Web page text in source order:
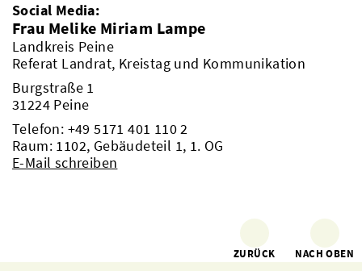
Social Media:
Frau Melike Miriam Lampe
Landkreis Peine
Referat Landrat, Kreistag und Kommunikation
Burgstraße 1
31224 Peine
Telefon: +49 5171 401 110 2
Raum: 1102, Gebäudeteil 1, 1. OG
E-Mail schreiben
ZURÜCK NACH OBEN